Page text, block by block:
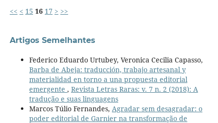
<< < 15 16 17 > >>
Artigos Semelhantes
Federico Eduardo Urtubey, Veronica Cecilia Capasso,
Barba de Abeja: traducción, trabajo artesanal y
materialidad en torno a una propuesta editorial
emergente , Revista Letras Raras: v. 7 n. 2 (2018): A
tradução e suas linguagens
Marcos Túlio Fernandes, Agradar sem desagradar: o
poder editorial de Garnier na transformação de